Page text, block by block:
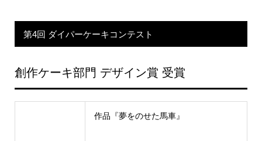
第4回 ダイパーケーキコンテスト
創作ケーキ部門 デザイン賞 受賞
作品『夢をのせた馬車』